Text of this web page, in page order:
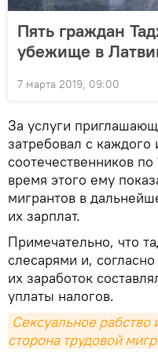
Пять граждан
убежище в
7 марта 2019, 09:00
За услуги
затребовал с каждого
соотечественников
время этого ему
мигрантов в
их зарплат.
Примечательно, что
слесарями и,
их заработок
уплаты налогов.
Сексуальное
сторона трудовой